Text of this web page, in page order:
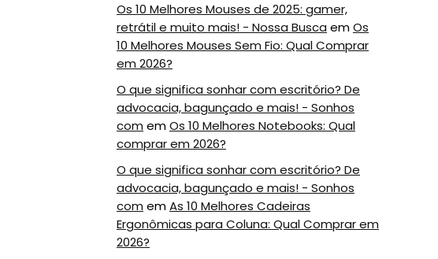
Os 10 Melhores Mouses de 2025: gamer,
retrátil e muito mais! - Nossa Busca emOs
10 Melhores Mouses Sem Fio: Qual Comprar
em 2026?
O que significa sonhar com escritório? De
advocacia, bagunçado e mais! - Sonhos
com emOs 10 Melhores Notebooks: Qual
comprar em 2026?
O que significa sonhar com escritório? De
advocacia, bagunçado e mais! - Sonhos
com emAs 10 Melhores Cadeiras
Ergonômicas para Coluna: Qual Comprar em
2026?